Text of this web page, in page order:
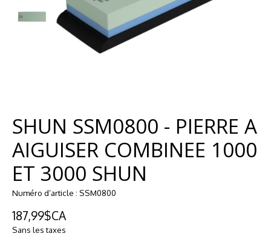
SHUN SSM0800 - PIERRE A
AIGUISER COMBINEE 1000
ET 3000 SHUN
Numéro d’article : SSM0800
187,99$CA
Sans les taxes